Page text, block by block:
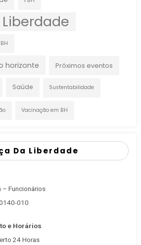
horizonte Próximos eventos
Saúde Sustentabilidade
Vacinação em BH
Da Liberdade
– Funcionários
010
e Horários
24 Horas